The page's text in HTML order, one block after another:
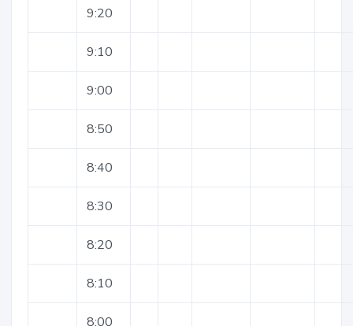
9:20
9:10
9:00
8:50
8:40
8:30
8:20
8:10
8:00